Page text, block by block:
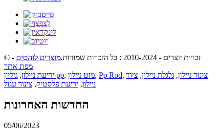
© זכויות יוצרים - 2010-2024 : כל הזכויות שמורות. מוצרים לוהטים -
מפת אתר
יריעת ניילון, גיליון pp, מוט ניילון, Pp Rod, צינור ניילון, גלגלת ניילון, ציוד
ניילון, יריעת פלסטיק, צינור עגול
החדשות האחרונות
05/06/2023